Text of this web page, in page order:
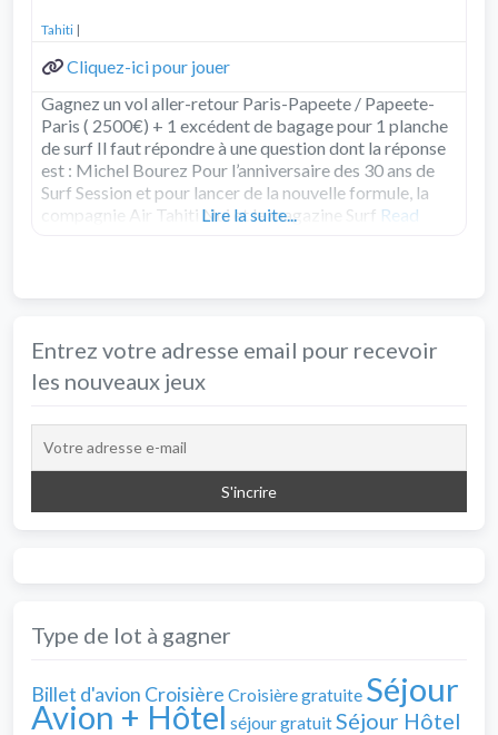
Tahiti |
Cliquez-ici pour jouer
Gagnez un vol aller-retour Paris-Papeete / Papeete-
Paris ( 2500€) + 1 excédent de bagage pour 1 planche
de surf Il faut répondre à une question dont la réponse
est : Michel Bourez Pour l’anniversaire des 30 ans de
Surf Session et pour lancer de la nouvelle formule, la
compagnie Air Tahiti Nui et le magazine Surf Read
Lire la suite...
Entrez votre adresse email pour recevoir
les nouveaux jeux
Type de lot à gagner
Billet d'avion Croisière Croisière gratuite Séjour
Avion + Hôtel séjour gratuitSéjour Hôtel